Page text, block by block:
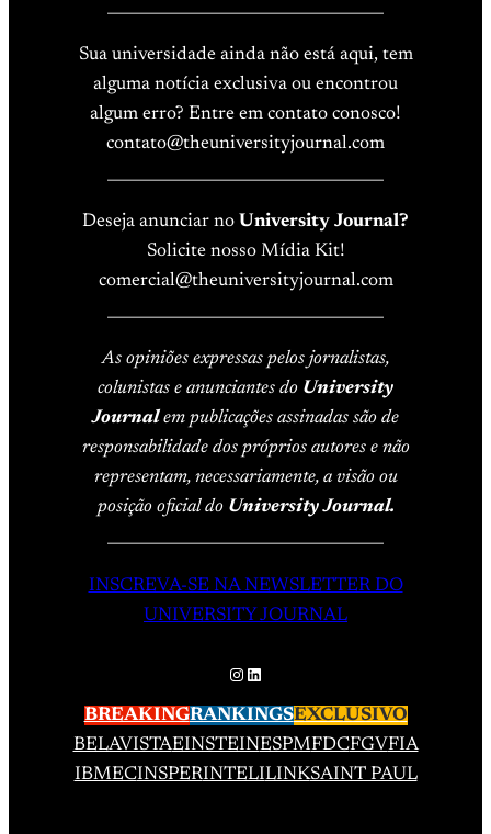
Sua universidade ainda não está aqui, tem
alguma notícia exclusiva ou encontrou
algum erro? Entre em contato conosco!
contato@theuniversityjournal.com
Deseja anunciar no University Journal?
Solicite nosso Mídia Kit!
comercial@theuniversityjournal.com
As opiniões expressas pelos jornalistas,
colunistas e anunciantes do University
Journalem publicações assinadas são de
responsabilidade dos próprios autores e não
representam, necessariamente, a visão ou
posição oficial do University Journal.
INSCREVA-SE NA NEWSLETTER DO
UNIVERSITY JOURNAL
Instagram
LinkedIn
BREAKINGRANKINGSEXCLUSIVO
BELAVISTAEINSTEINESPMFDCFGVFIA
IBMECINSPERINTELILINKSAINT PAUL